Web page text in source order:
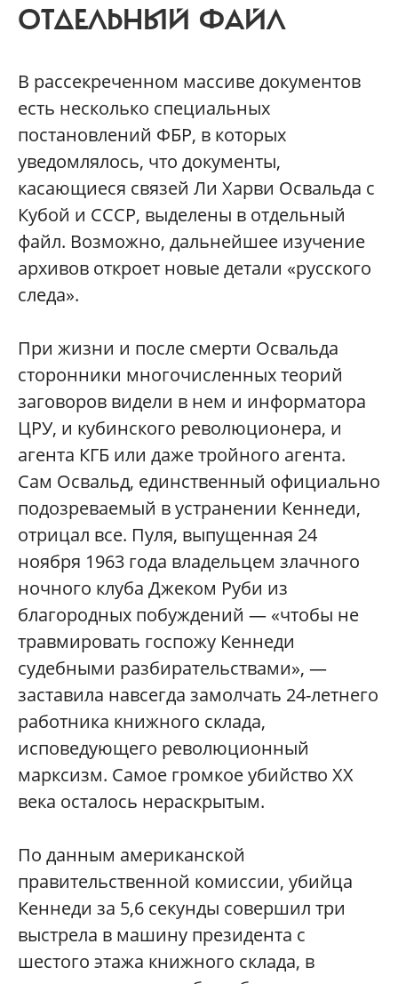
ОТДЕЛЬНЫЙ ФАЙЛ
В рассекреченном массиве документов
есть несколько специальных
постановлений ФБР, в которых
уведомлялось, что документы,
касающиеся связей Ли Харви Освальда с
Кубой и СССР, выделены в отдельный
файл. Возможно, дальнейшее изучение
архивов откроет новые детали «русского
следа».
При жизни и после смерти Освальда
сторонники многочисленных теорий
заговоров видели в нем и информатора
ЦРУ, и кубинского революционера, и
агента КГБ или даже тройного агента.
Сам Освальд, единственный официально
подозреваемый в устранении Кеннеди,
отрицал все. Пуля, выпущенная 24
ноября 1963 года владельцем злачного
ночного клуба Джеком Руби из
благородных побуждений — «чтобы не
травмировать госпожу Кеннеди
судебными разбирательствами», —
заставила навсегда замолчать 24-летнего
работника книжного склада,
исповедующего революционный
марксизм. Самое громкое убийство XX
века осталось нераскрытым.
По данным американской
правительственной комиссии, убийца
Кеннеди за 5,6 секунды совершил три
выстрела в машину президента с
шестого этажа книжного склада, в